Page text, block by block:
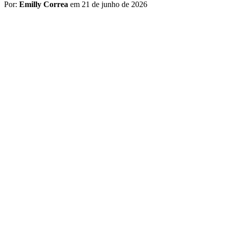
Por: Emilly Correa em 21 de junho de 2026